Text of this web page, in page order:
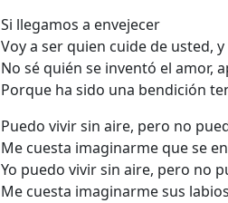
Si llegamos a envejecer
Voy a ser quien cuide de usted,
No sé quién se inventó el amor,
Porque ha sido una bendición
Puedo vivir sin aire, pero no
Me cuesta imaginarme que se
Yo puedo vivir sin aire, pero no
Me cuesta imaginarme sus